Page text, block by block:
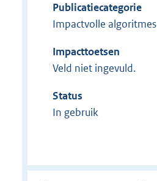
Publicatiecategorie
Impactvolle algoritmes
Impacttoetsen
Veld niet ingevuld.
Status
In gebruik